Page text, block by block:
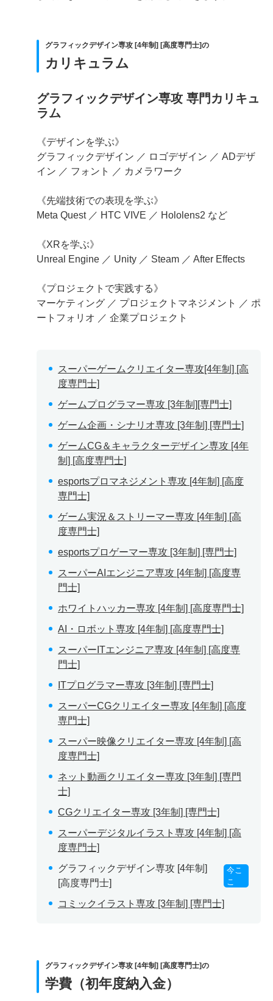
グラフィックデザイン専攻 [4年制] [高度専門士]の
カリキュラム
グラフィックデザイン専攻 専門カリキュ
ラム
《デザインを学ぶ》
グラフィックデザイン ／ ロゴデザイン ／ ADデザ
イン ／ フォント ／ カメラワーク
《先端技術での表現を学ぶ》
Meta Quest ／ HTC VIVE ／ Hololens2 など
《XRを学ぶ》
Unreal Engine ／ Unity ／ Steam ／ After Effects
《プロジェクトで実践する》
マーケティング ／ プロジェクトマネジメント ／ ポ
ートフォリオ ／ 企業プロジェクト
スーパーゲームクリエイター専攻[4年制] [高
度専門士]
ゲームプログラマー専攻 [3年制][専門士]
ゲーム企画・シナリオ専攻 [3年制] [専門士]
ゲームCG＆キャラクターデザイン専攻 [4年
制] [高度専門士]
esportsプロマネジメント専攻 [4年制] [高度
専門士]
ゲーム実況＆ストリーマー専攻 [4年制] [高
度専門士]
esportsプロゲーマー専攻 [3年制] [専門士]
スーパーAIエンジニア専攻 [4年制] [高度専
門士]
ホワイトハッカー専攻 [4年制] [高度専門士]
AI・ロボット専攻 [4年制] [高度専門士]
スーパーITエンジニア専攻 [4年制] [高度専
門士]
ITプログラマー専攻 [3年制] [専門士]
スーパーCGクリエイター専攻 [4年制] [高度
専門士]
スーパー映像クリエイター専攻 [4年制] [高
度専門士]
ネット動画クリエイター専攻 [3年制] [専門
士]
CGクリエイター専攻 [3年制] [専門士]
スーパーデジタルイラスト専攻 [4年制] [高
度専門士]
グラフィックデザイン専攻 [4年制]
[高度専門士]
今こ
こ
コミックイラスト専攻 [3年制] [専門士]
グラフィックデザイン専攻 [4年制] [高度専門士]の
学費（初年度納入金）